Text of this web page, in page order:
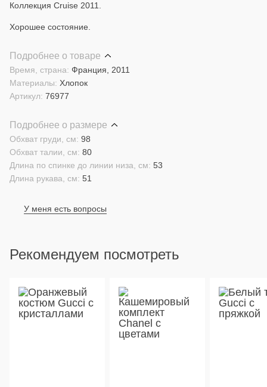
Коллекция Cruise 2011.
Хорошее состояние.
Подробнее о товаре
Материалы: Хлопок
Время, страна: Франция, 2011
Артикул: 76977
Подробнее о размере
Длина рукава, см: 51
Длина по спинке до линии низа, см: 53
Обхват талии, см: 80
Обхват груди, см: 98
У меня есть вопросы
Рекомендуем посмотреть